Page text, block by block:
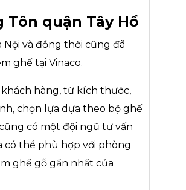
quận Tây Hồ
Nội và đồng thời cũng đã
ghế tại Vinaco.
hàng, từ kích thước,
chọn lựa dựa theo bộ ghế
có một đội ngũ tư vấn
có thể phù hợp với phòng
ghế gỗ gần nhất của